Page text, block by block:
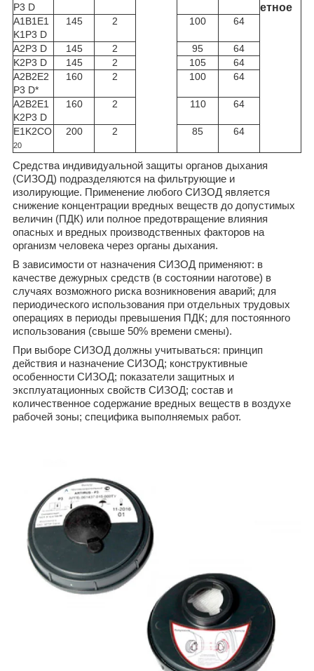
P3 D
етное
A1B1E1
K1P3 D
145 2 100 64
A2P3 D 145 2 95
64
K2P3 D
145 2 105
64
A2B2E2
P3 D*
160 2 100 64
A2B2E1
K2P3 D
160 2 110 64
E1K2CO
20
200 2 85 64
Средства индивидуальной защиты органов дыхания
(СИЗОД) подразделяются на фильтрующие и
изолирующие. Применение любого СИЗОД является
снижение концентрации вредных веществ до допустимых
величин (ПДК) или полное предотвращение влияния
опасных и вредных производственных факторов на
организм человека через органы дыхания.
В зависимости от назначения СИЗОД применяют: в
качестве дежурных средств (в состоянии наготове) в
случаях возможного риска возникновения аварий; для
периодического использования при отдельных трудовых
операциях в периоды превышения ПДК; для постоянного
использования (свыше 50% времени смены).
При выборе СИЗОД должны учитываться: принцип
действия и назначение СИЗОД; конструктивные
особенности СИЗОД; показатели защитных и
эксплуатационных свойств СИЗОД; состав и
количественное содержание вредных веществ в воздухе
рабочей зоны; специфика выполняемых работ.